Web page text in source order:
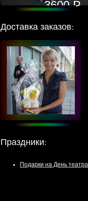
3600 Р
Доставка заказов:
Праздники:
Подарки на День театра